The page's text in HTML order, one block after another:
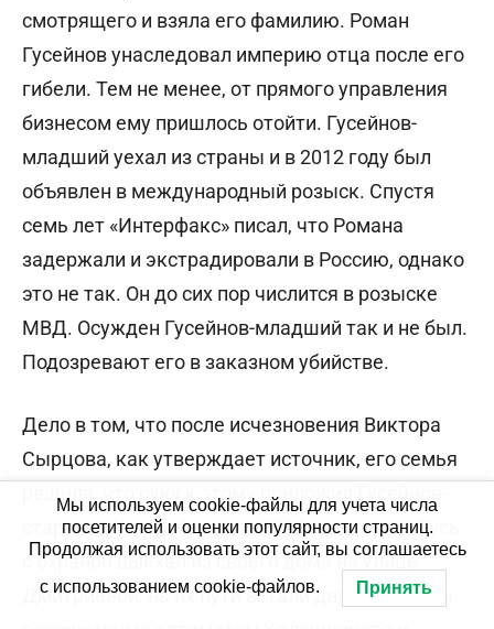
смотрящего и взяла его фамилию. Роман
Гусейнов унаследовал империю отца после его
гибели. Тем не менее, от прямого управления
бизнесом ему пришлось отойти. Гусейнов-
младший уехал из страны и в 2012 году был
объявлен в международный розыск. Спустя
семь лет «Интерфакс» писал, что Романа
задержали и экстрадировали в Россию, однако
это не так. Он до сих пор числится в розыске
МВД. Осужден Гусейнов-младший так и не был.
Подозревают его в заказном убийстве.
Дело в том, что после исчезновения Виктора
Сырцова, как утверждает источник, его семья
решила, что руку к этому приложил Гусейнов-
старший. Утром 4 апреля 2003 года, когда Гусь
с охраной выехал из своего дома на улице
Дмитриевой, на их пути встали двое. Киллеры,
Мы используем cookie-файлы для учета числа
посетителей и оценки популярности страниц.
Продолжая использовать этот сайт, вы соглашаетесь
с использованием cookie-файлов. Принять